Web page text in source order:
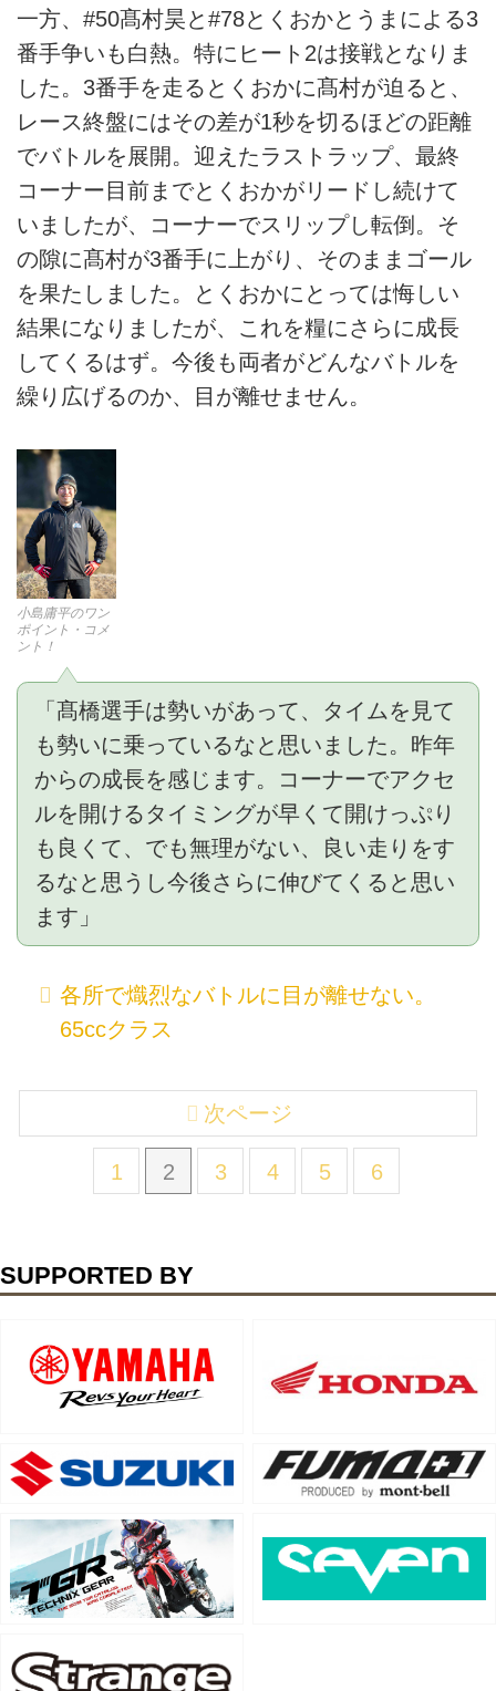
一方、#50髙村昊と#78とくおかとうまによる3
番手争いも白熱。特にヒート2は接戦となりま
した。3番手を走るとくおかに髙村が迫ると、
レース終盤にはその差が1秒を切るほどの距離
でバトルを展開。迎えたラストラップ、最終
コーナー目前までとくおかがリードし続けて
いましたが、コーナーでスリップし転倒。そ
の隙に髙村が3番手に上がり、そのままゴール
を果たしました。とくおかにとっては悔しい
結果になりましたが、これを糧にさらに成長
してくるはず。今後も両者がどんなバトルを
繰り広げるのか、目が離せません。
小島庸平のワン
ポイント・コメ
ント！
「髙橋選手は勢いがあって、タイムを見て
も勢いに乗っているなと思いました。昨年
からの成長を感じます。コーナーでアクセ
ルを開けるタイミングが早くて開けっぷり
も良くて、でも無理がない、良い走りをす
るなと思うし今後さらに伸びてくると思い
ます」
各所で熾烈なバトルに目が離せない。
65ccクラス
1 2 3 4 5 6
次ページ
SUPPORTED BY